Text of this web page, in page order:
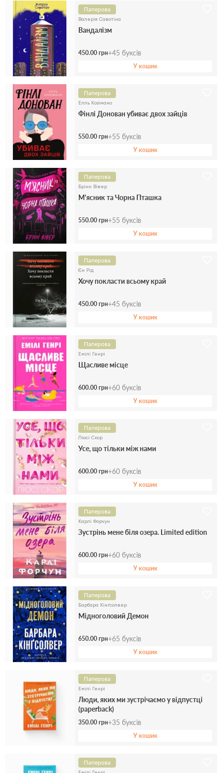
Паперова
Валерія Савотіна
Вандалізм
450.00 грн+45 буксів
У кошик
Паперова
Елль Козімано
Фінлі Донован убиває двох зайців
550.00 грн+55 буксів
У кошик
Паперова
Брінн Вівер
М'ясник та Чорна Пташка
550.00 грн+55 буксів
У кошик
Паперова
Єн Рід
Хочу покласти всьому край
450.00 грн+45 буксів
У кошик
Паперова
Емілі Генрі
Щасливе місце
600.00 грн+60 буксів
У кошик
Паперова
Люсі Скор
Усе, що тільки між нами
600.00 грн+60 буксів
У кошик
Паперова
Карлі Форчун
Зустрінь мене біля озера. Limited edition
600.00 грн+60 буксів
У кошик
Паперова
Барбара Кінґсолвер
Мідноголовий Демон
650.00 грн+65 буксів
У кошик
Паперова
Емілі Генрі
Люди, яких ми зустрічаємо у відпустці
(paperback)
350.00 грн+35 буксів
У кошик
Паперова